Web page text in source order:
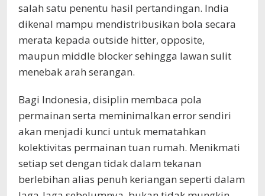
salah satu penentu hasil pertandingan. India
dikenal mampu mendistribusikan bola secara
merata kepada outside hitter, opposite,
maupun middle blocker sehingga lawan sulit
menebak arah serangan.
Bagi Indonesia, disiplin membaca pola
permainan serta meminimalkan error sendiri
akan menjadi kunci untuk mematahkan
kolektivitas permainan tuan rumah. Menikmati
setiap set dengan tidak dalam tekanan
berlebihan alias penuh keriangan seperti dalam